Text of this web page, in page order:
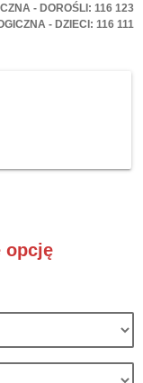
- DOROŚLI: 116 123
- DZIECI: 116 111
opcję